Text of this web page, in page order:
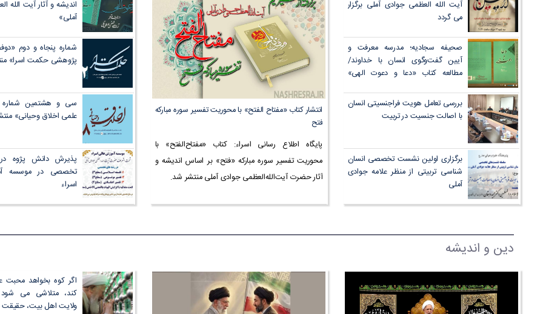
آیت الله العظمی جوادی آملی برگزار
می گردد
صحیفه سجادیه؛ مدرسه معرفت و
آیین گفت‌وگوی انسان با خداوند/
مطالعه کتاب «دعا و دعوت الهی»
بررسی تعامل هویت فراجنسیتی انسان
با اصالت جنسیت در تربیت
برگزاری اولین نشست تخصصی انسان
شناسی تربیتی از منظر علامه جوادی
آملی
انتشار کتاب «مفتاح الفتح» با محوریت تفسیر سوره مبارکه
فتح
پایگاه اطلاع رسانی اسراء: کتاب «مفتاح‌الفتح» با
محوریت تفسیر سوره مبارکه «فتح» بر اساس اندیشه و
آثار حضرت آیت‌الله‌العظمی جوادی آملی منتشر شد.
اندیشه و آثار آیت الله
آملی»
شماره پنجاه و دوم
پژوهشی حکمت اسرا»
سی و هشتمین شماره
علمی اخلاق وحیانی»
پذیرش دانش پژوه
تخصصی در موسسه
اسراء
دین و اندیشه
اگر کوه بخواهد محبت
کند، متلاشی می
ولايت اهل بيت،